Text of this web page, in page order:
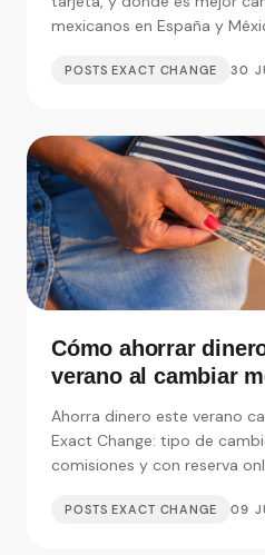
mexicanos en España y
POSTS EXACT CHANGE 30
Cómo ahorrar
verano al cambiar
Ahorra dinero este verano
Exact Change: tipo de
comisiones y con reserva
POSTS EXACT CHANGE 09